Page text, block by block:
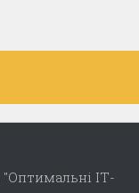
"Оптимальні ІТ-